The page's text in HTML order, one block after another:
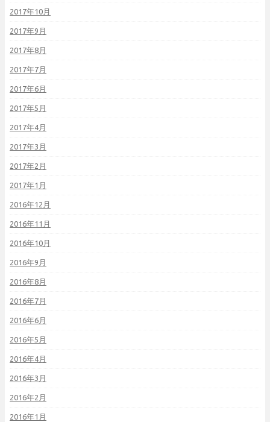
2017年10月
2017年9月
2017年8月
2017年7月
2017年6月
2017年5月
2017年4月
2017年3月
2017年2月
2017年1月
2016年12月
2016年11月
2016年10月
2016年9月
2016年8月
2016年7月
2016年6月
2016年5月
2016年4月
2016年3月
2016年2月
2016年1月